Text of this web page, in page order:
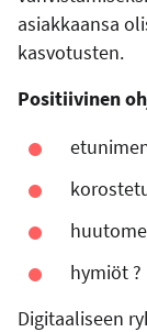
asiakkaansa
kasvotusten.
Positiivinen
hymiöt ?
Digitaaliseen